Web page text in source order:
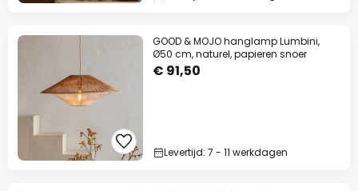
GOOD & MOJO hanglamp Lumbini,
Ø50 cm, naturel, papieren snoer
€ 91,50
Levertijd: 7 - 11 werkdagen